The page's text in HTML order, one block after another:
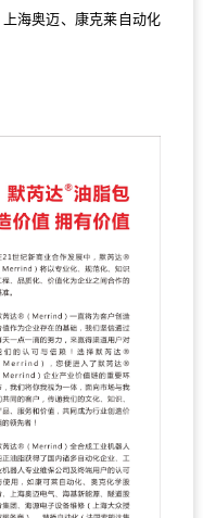
海奥迈、康克莱自动化